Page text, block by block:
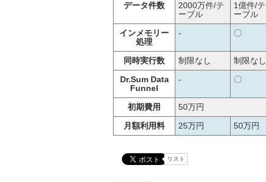
データ件数
2000万件/テ
ーブル
1億件/テ
ーブル
インメモリー
処理
- 〇
同時実行数 制限なし
制限なし
Dr.Sum Data
Funnel
- 〇
初期費用
50万円
月額利用料
25万円 50万円
リスト